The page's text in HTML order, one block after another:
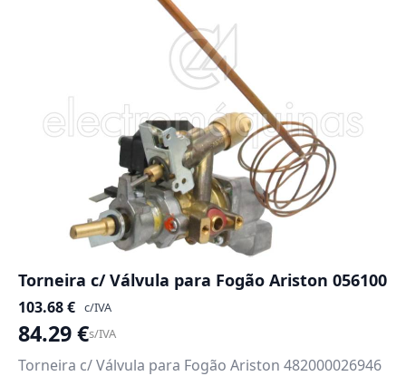
Torneira c/ Válvula para Fogão Ariston 056100
103.68€ c/IVA
84.29€s/IVA
Torneira c/ Válvula para Fogão Ariston 482000026946